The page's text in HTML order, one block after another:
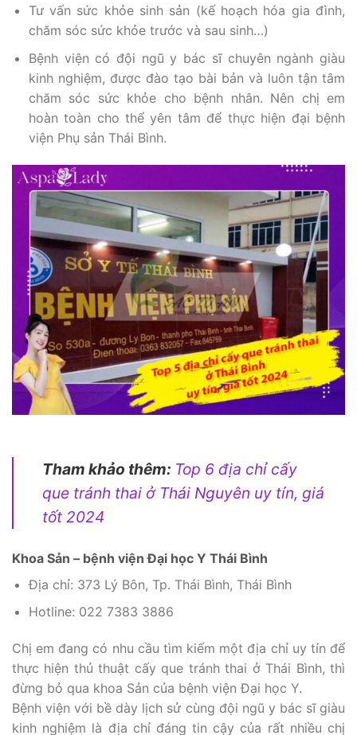
Tư vấn sức khỏe sinh sản (kế hoạch hóa gia đình,
chăm sóc sức khỏe trước và sau sinh…)
Bệnh viện có đội ngũ y bác sĩ chuyên ngành giàu
kinh nghiệm, được đào tạo bài bản và luôn tận tâm
chăm sóc sức khỏe cho bệnh nhân. Nên chị em
hoàn toàn cho thể yên tâm để thực hiện đại bệnh
viện Phụ sản Thái Bình.
Tham khảo thêm: Top 6 địa chỉ cấy
que tránh thai ở Thái Nguyên uy tín, giá
tốt 2024
Khoa Sản – bệnh viện Đại học Y Thái Bình
Địa chỉ: 373 Lý Bôn, Tp. Thái Bình, Thái Bình
Hotline: 022 7383 3886
Chị em đang có nhu cầu tìm kiếm một địa chỉ uy tín để
thực hiện thủ thuật cấy que tránh thai ở Thái Bình, thì
đừng bỏ qua khoa Sản của bệnh viện Đại học Y.
Bệnh viện với bề dày lịch sử cùng đội ngũ y bác sĩ giàu
kinh nghiệm là địa chỉ đáng tin cậy của rất nhiều chị